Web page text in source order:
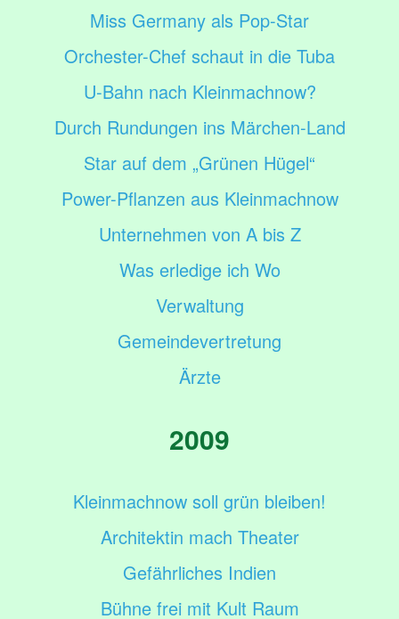
Miss Germany als Pop-Star
Orchester-Chef schaut in die Tuba
U-Bahn nach Kleinmachnow?
Durch Rundungen ins Märchen-Land
Star auf dem „Grünen Hügel“
Power-Pflanzen aus Kleinmachnow
Unternehmen von A bis Z
Was erledige ich Wo
Verwaltung
Gemeindevertretung
Ärzte
2009
Kleinmachnow soll grün bleiben!
Architektin mach Theater
Gefährliches Indien
Bühne frei mit Kult Raum